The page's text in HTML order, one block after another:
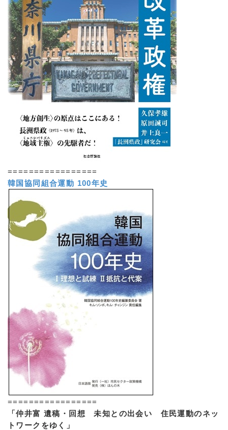
=================
韓国協同組合運動 100年史
=================
「仲井富 遺稿・回想 未知との出会い 住民運動のネッ
トワークをゆく」